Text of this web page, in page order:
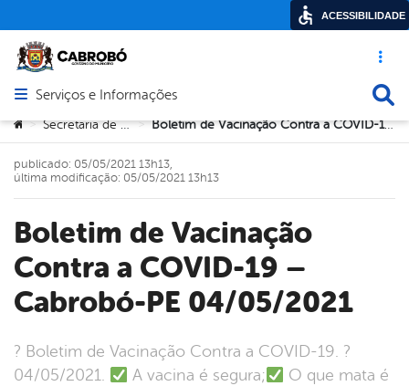
Acesso
Abrir menu principal de navegação
Serviços e Informações
Você está aqui:
> Secretaria de Saúde > Boletim de Vacinação Contra a COVID-19 – Cabrobó-PE 04/05/2021
Boletim de Vacinação
Contra a COVID-19 –
Cabrobó-PE 04/05/2021
? Boletim de Vacinação Contra a COVID-19. ?
04/05/2021.
A vacina é segura;
O que mata é
publicado: 05/05/2021 13h13,
última modificação: 05/05/2021 13h13
ACESSIBILIDADE